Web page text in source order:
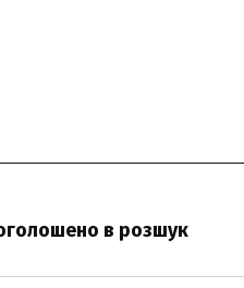
в розшук